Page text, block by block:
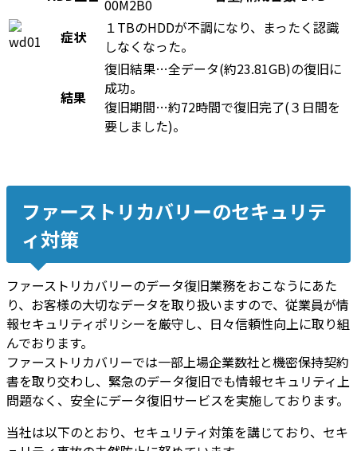
00M2B0
症状
１TBのHDDが不調になり、まったく認識
しなくなった。
結果
復旧結果…全データ(約23.81GB)の復旧に
成功。
復旧期間…約72時間で復旧完了(３日間を
要しました)。
ファーストリカバリーのセキュリテ
ィ対策
ファーストリカバリーのデータ復旧業務をおこなうにあた
り、お客様の大切なデータを取り扱いますので、従業員が情
報セキュリティポリシーを厳守し、日々信頼性向上に取り組
んでおります。
ファーストリカバリーでは一部上場企業数社と機密保持契約
書を取り交わし、緊急のデータ復旧でも情報セキュリティ上
問題なく、安全にデータ復旧サービスを実施しております。
当社は以下のとおり、セキュリティ対策を講じており、セキ